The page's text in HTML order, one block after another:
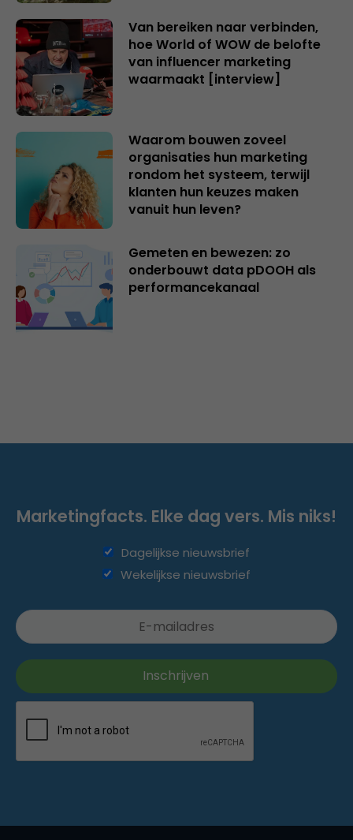
Van bereiken naar verbinden,
hoe World of WOW de belofte
van influencer marketing
waarmaakt [interview]
Waarom bouwen zoveel
organisaties hun marketing
rondom het systeem, terwijl
klanten hun keuzes maken
vanuit hun leven?
Gemeten en bewezen: zo
onderbouwt data pDOOH als
performancekanaal
Marketingfacts. Elke dag vers. Mis niks!
Dagelijkse nieuwsbrief
Wekelijkse nieuwsbrief